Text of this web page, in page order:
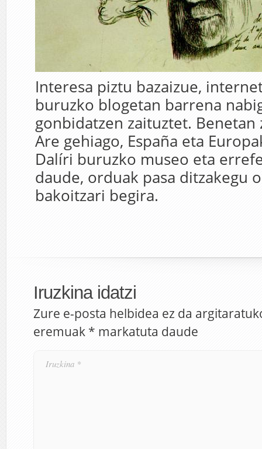
Interesa piztu bazaizue,
buruzko blogetan barrena
gonbidatzen zaituztet.
Are gehiago, España eta
Dalíri buruzko museo eta
daude, orduak pasa ditzakegu
bakoitzari begira.
Iruzkina idatzi
Zure e-posta helbidea ez da
eremuak * markatuta daude